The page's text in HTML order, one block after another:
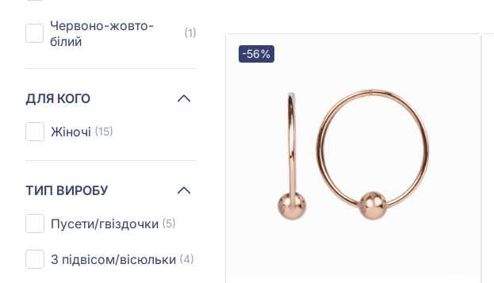
Червоно-жовто-
білий
(1)
ДЛЯ КОГО
Жіночі (15)
ТИП ВИРОБУ
Пусети/гвіздочки (5)
З підвісом/вісюльки (4)
-56%